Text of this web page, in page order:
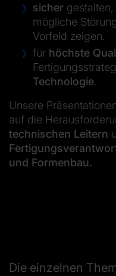
sicher
mögliche
Vorfeld zeigen.
für höchste
Technologie.
Unsere
auf die
technischen Leitern
und Formenbau.
Die einzelnen